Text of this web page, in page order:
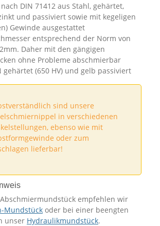
DIN 71412 aus Stahl, gehärtet,
und passiviert sowie mit kegeligen
Gewinde ausgestattet
entsprechend der Norm von
Daher mit den gängigen
ohne Probleme abschmierbar
gehärtet (650 HV) und gelb passiviert
sind unsere
in verschiedenen
ebenso wie mit
oder zum
lieferbar!
empfehlen wir
Mundstück oder bei einer beengten
unser Hydraulikmundstück.